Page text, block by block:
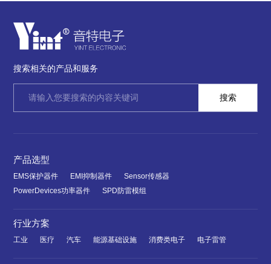
搜索相关的产品和服务
产品选型
EMS保护器件 EMI抑制器件
Sensor传感器
PowerDevices功率器件
SPD防雷模组
行业方案
工业 医疗 汽车 能源基础设施 消费类电子 电子雷管